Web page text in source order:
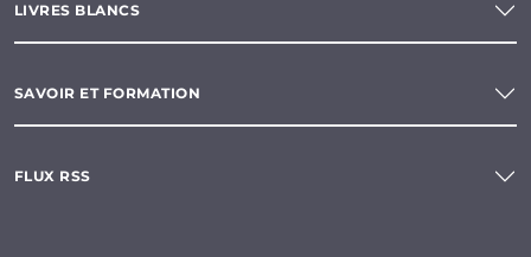
LIVRES BLANCS
SAVOIR ET FORMATION
FLUX RSS